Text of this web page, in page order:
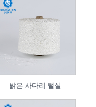
밝은 사다리 털실